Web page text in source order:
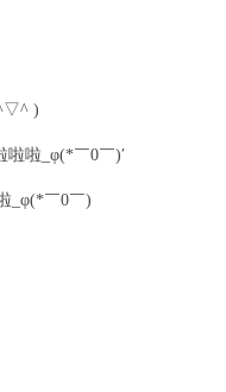
)
啦啦_φ(*￣0￣)′
_φ(*￣0￣)